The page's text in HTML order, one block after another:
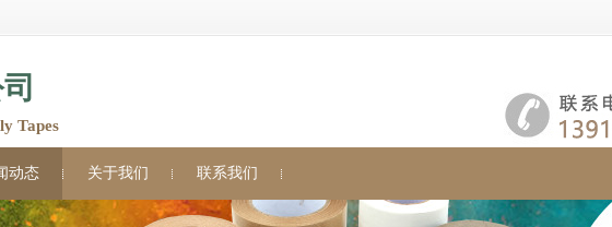
Tapes
动态 关于我们 联系我们